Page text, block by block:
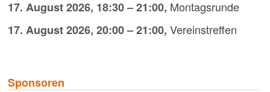
17. August 2026, 18:30– 21:00, Montagsrunde
17. August 2026, 20:00– 21:00, Vereinstreffen
Sponsoren